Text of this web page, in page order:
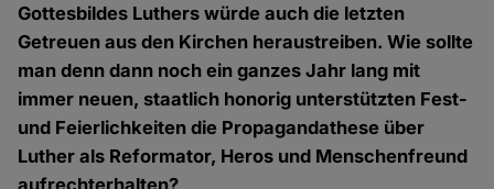
Gottesbildes Luthers würde auch die letzten
Getreuen aus den Kirchen heraustreiben. Wie sollte
man denn dann noch ein ganzes Jahr lang mit
immer neuen, staatlich honorig unterstützten Fest-
und Feierlichkeiten die Propagandathese über
Luther als Reformator, Heros und Menschenfreund